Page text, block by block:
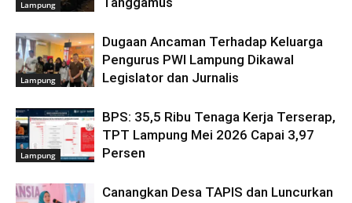
Lampung
Lampung
Dugaan Ancaman Terhadap Keluarga
Pengurus PWI Lampung Dikawal
Legislator dan Jurnalis
Lampung
BPS: 35,5 Ribu Tenaga Kerja Terserap,
TPT Lampung Mei 2026 Capai 3,97
Persen
Canangkan Desa TAPIS dan Luncurkan